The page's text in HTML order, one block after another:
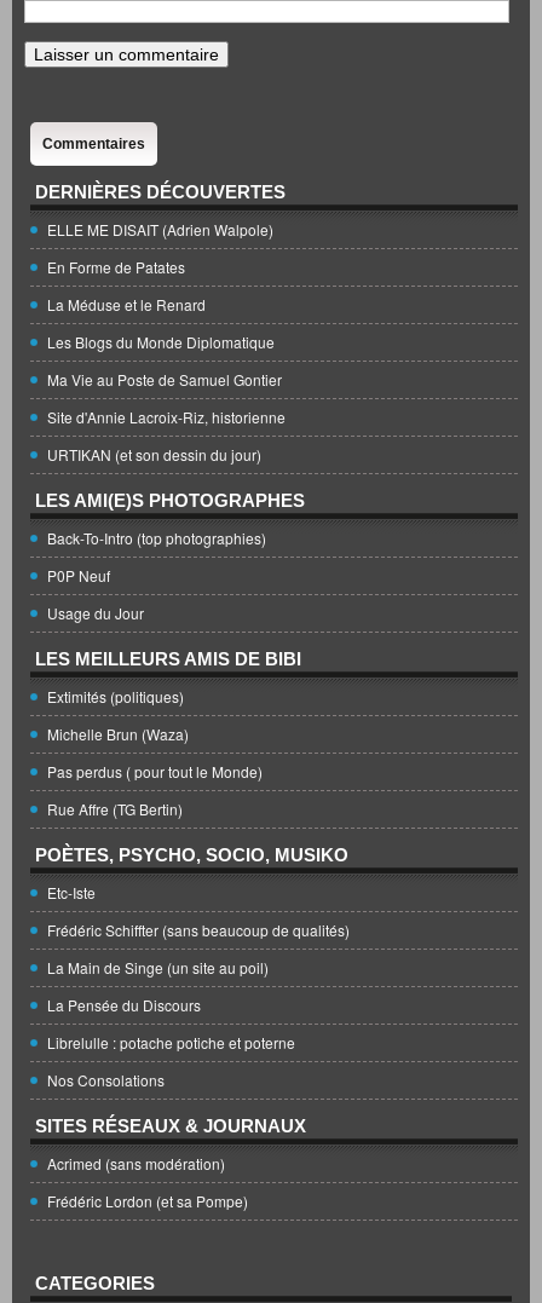
Commentaires
DERNIÈRES DÉCOUVERTES
ELLE ME DISAIT (Adrien Walpole)
En Forme de Patates
La Méduse et le Renard
Les Blogs du Monde Diplomatique
Ma Vie au Poste de Samuel Gontier
Site d'Annie Lacroix-Riz, historienne
URTIKAN (et son dessin du jour)
LES AMI(E)S PHOTOGRAPHES
Back-To-Intro (top photographies)
P0P Neuf
Usage du Jour
LES MEILLEURS AMIS DE BIBI
Extimités (politiques)
Michelle Brun (Waza)
Pas perdus ( pour tout le Monde)
Rue Affre (TG Bertin)
POÈTES, PSYCHO, SOCIO, MUSIKO
Etc-Iste
Frédéric Schiffter (sans beaucoup de qualités)
La Main de Singe (un site au poil)
La Pensée du Discours
Librelulle : potache potiche et poterne
Nos Consolations
SITES RÉSEAUX & JOURNAUX
Acrimed (sans modération)
Frédéric Lordon (et sa Pompe)
CATEGORIES